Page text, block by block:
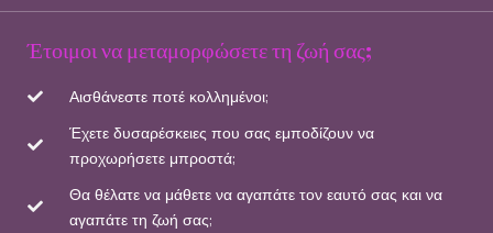
Έτοιμοι να μεταμορφώσετε τη ζωή σας;
Αισθάνεστε ποτέ κολλημένοι;
Έχετε δυσαρέσκειες που σας εμποδίζουν να
προχωρήσετε μπροστά;
Θα θέλατε να μάθετε να αγαπάτε τον εαυτό σας και να
αγαπάτε τη ζωή σας;